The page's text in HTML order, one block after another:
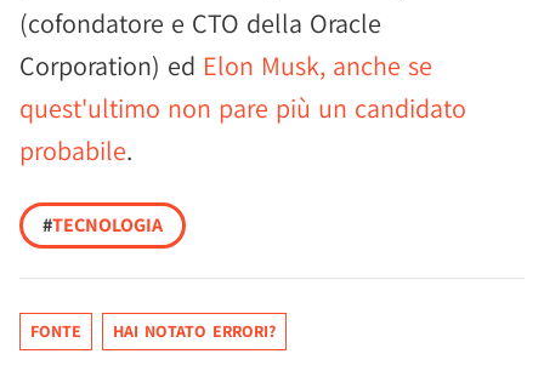
(cofondatore e CTO della Oracle
Corporation) ed Elon Musk, anche se
quest'ultimo non pare più un candidato
probabile.
#TECNOLOGIA
FONTE HAI NOTATO ERRORI?